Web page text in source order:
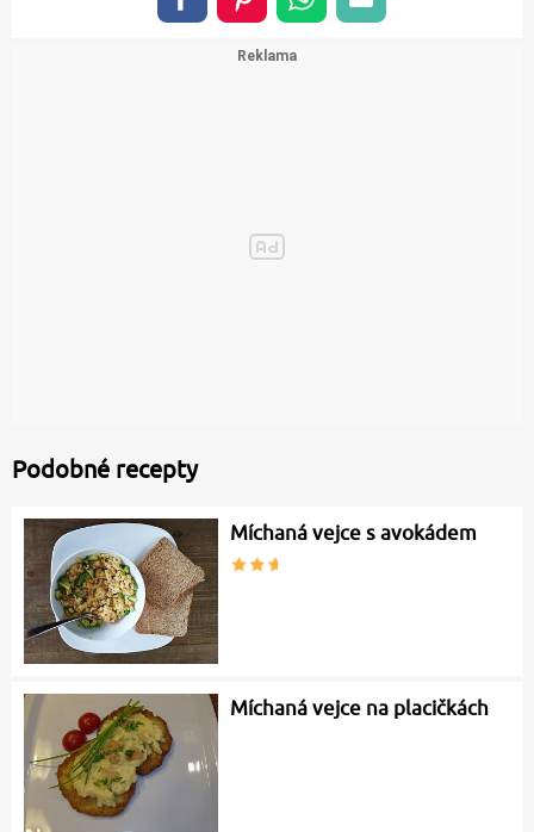
Podobné recepty
Míchaná vejce s avokádem
Míchaná vejce na placičkách